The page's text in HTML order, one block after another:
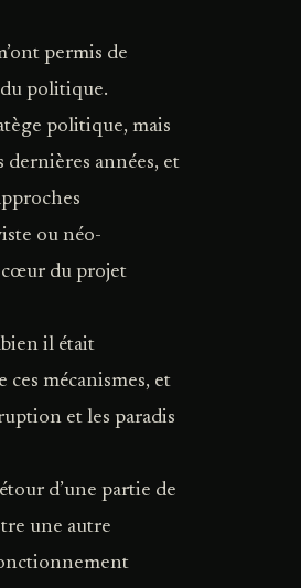
permis de
politique.
politique, mais
dernières années, et
ou néo-
cœur du projet
il était
ces mécanismes, et
et les paradis
d’une partie de
une autre